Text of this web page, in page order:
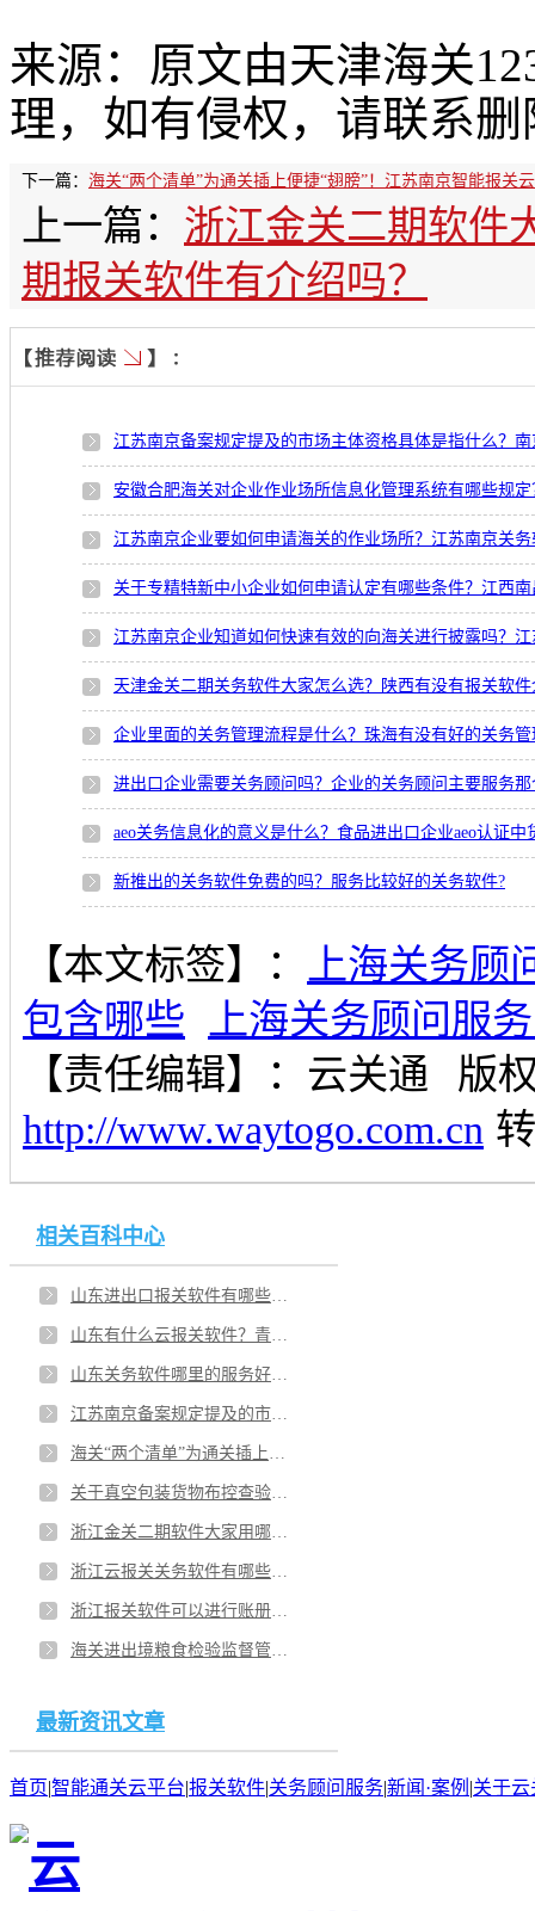
来源：原文由天津海关
理，如有侵权，请联系删
下一篇： 海关“两个清单”为通关插上便捷“翅膀”！江苏南京智能报关
上一篇： 浙江金关二期软件
期报关软件有介绍吗？
江苏南京备案规定提及的市场主体资格具体是指什么？
安徽合肥海关对企业作业场所信息化管理系统有哪些规
江苏南京企业要如何申请海关的作业场所？江苏南京关
关于专精特新中小企业如何申请认定有哪些条件？江西
江苏南京企业知道如何快速有效的向海关进行披露吗？
天津金关二期关务软件大家怎么选？陕西有没有报关软
企业里面的关务管理流程是什么？珠海有没有好的关务
进出口企业需要关务顾问吗？企业的关务顾问主要服务
aeo关务信息化的意义是什么？食品进出口企业aeo认证
新推出的关务软件免费的吗？服务比较好的关务软件?
【本文标签】：
上海关务顾
包含哪些
上海关务顾问服
【责任编辑】： 云关通
版
http://www.waytogo.com.cn
相关百科中心
山东进出口报关软件有哪些种类？济南有进行报关系统开发的公司吗？
山东有什么云报关软件？青岛哪些报关软件的发展前景好？
山东关务软件哪里的服务好？淄博报关软件哪个好用？
江苏南京备案规定提及的市场主体资格具体是指什么？南京企业关务管理系统是否符合企业要求？
海关“两个清单”为通关插上便捷“翅膀”！江苏南京智能报关云平台三类作用优势？
关于真空包装货物布控查验企业具备哪些条件可以应用？上海企业想咨询关务顾问服务有哪些机构可以选？
浙江金关二期软件大家用哪个比较多？杭州金关二期报关软件有介绍吗？
浙江云报关关务软件有哪些？宁波口碑好的云报关软件有哪些？
浙江报关软件可以进行账册管理吗？温州关务软件哪个好？
海关进出境粮食检验监督管理受理条件有哪些？安徽合肥加工贸易关务管理软件跟企业配套使用吗？
最新资讯文章
首页 智能通关云平台 报关软件 关务顾问服务新闻·案例 关于云